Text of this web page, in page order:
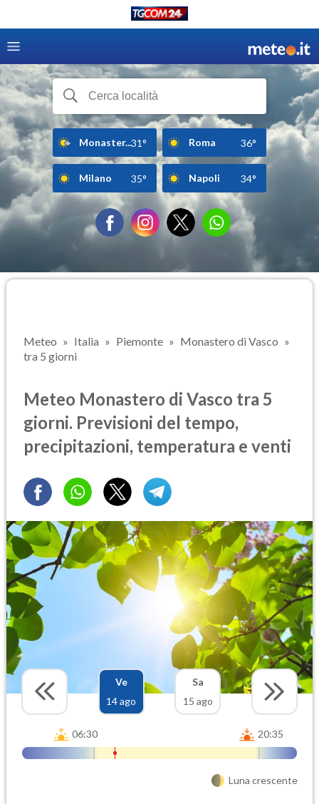
Monaster...31° Roma 36°
Milano 35° Napoli 34°
Meteo Italia Piemonte
Monastero di Vasco
tra 5 giorni
Meteo Monastero di Vasco tra 5
giorni. Previsioni del tempo,
precipitazioni, temperatura e venti
Ve
14 ago
Sa
15 ago
06:30 20:35
Luna crescente